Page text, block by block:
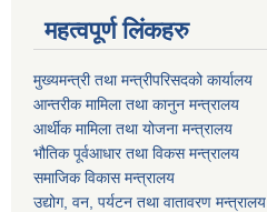
महत्वपूर्ण लिंकहरु
मुख्यमन्त्री तथा मन्त्रीपरिसदको कार्यालय
आन्तरीक मामिला तथा कानुन मन्त्रालय
आर्थीक मामिला तथा योजना मन्त्रालय
भौतिक पूर्वआधार तथा विकस मन्त्रालय
समाजिक विकास मन्त्रालय
उद्योग, वन, पर्यटन तथा वातावरण मन्त्रालय